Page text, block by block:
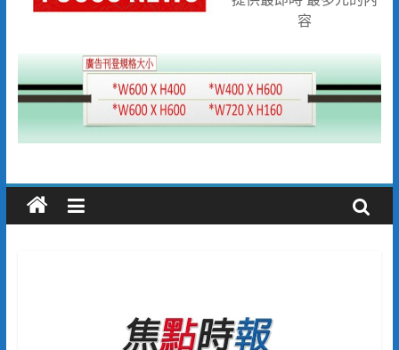
TCPASS》APP 攜手在地名店熱
捐「300萬」助熊本震災重建
容